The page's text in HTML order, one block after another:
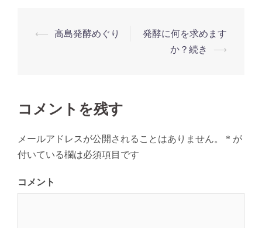
投
ゲ
ー
シ
ョ
ン
⟵ 高島発酵めぐり
発酵に何を求めます
か？続き
⟶
コメントを残す
メールアドレスが公開されることはありません。 * が
付いている欄は必須項目です
コメント